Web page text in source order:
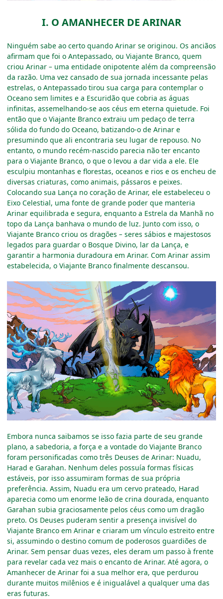
I. O AMANHECER DE ARINAR
Ninguém sabe ao certo quando Arinar se originou. Os anciãos
afirmam que foi o Antepassado, ou Viajante Branco, quem
criou Arinar – uma entidade onipotente além da compreensão
da razão. Uma vez cansado de sua jornada incessante pelas
estrelas, o Antepassado tirou sua carga para contemplar o
Oceano sem limites e a Escuridão que cobria as águas
infinitas, assemelhando-se aos céus em eterna quietude. Foi
então que o Viajante Branco extraiu um pedaço de terra
sólida do fundo do Oceano, batizando-o de Arinar e
presumindo que ali encontraria seu lugar de repouso. No
entanto, o mundo recém-nascido parecia não ter encanto
para o Viajante Branco, o que o levou a dar vida a ele. Ele
esculpiu montanhas e florestas, oceanos e rios e os encheu de
diversas criaturas, como animais, pássaros e peixes.
Colocando sua Lança no coração de Arinar, ele estabeleceu o
Eixo Celestial, uma fonte de grande poder que manteria
Arinar equilibrada e segura, enquanto a Estrela da Manhã no
topo da Lança banhava o mundo de luz. Junto com isso, o
Viajante Branco criou os dragões – seres sábios e majestosos
legados para guardar o Bosque Divino, lar da Lança, e
garantir a harmonia duradoura em Arinar. Com Arinar assim
estabelecida, o Viajante Branco finalmente descansou.
Embora nunca saibamos se isso fazia parte de seu grande
plano, a sabedoria, a força e a vontade do Viajante Branco
foram personificadas como três Deuses de Arinar: Nuadu,
Harad e Garahan. Nenhum deles possuía formas físicas
estáveis, por isso assumiram formas de sua própria
preferência. Assim, Nuadu era um cervo prateado, Harad
aparecia como um enorme leão de crina dourada, enquanto
Garahan subia graciosamente pelos céus como um dragão
preto. Os Deuses puderam sentir a presença invisível do
Viajante Branco em Arinar e criaram um vínculo estreito entre
si, assumindo o destino comum de poderosos guardiões de
Arinar. Sem pensar duas vezes, eles deram um passo à frente
para revelar cada vez mais o encanto de Arinar. Até agora, o
Amanhecer de Arinar foi a sua melhor era, que perdurou
durante muitos milênios e é inigualável a qualquer uma das
eras futuras.